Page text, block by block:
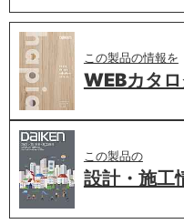
この製品の情報を
WEBカタ
この製品の
設計・施工